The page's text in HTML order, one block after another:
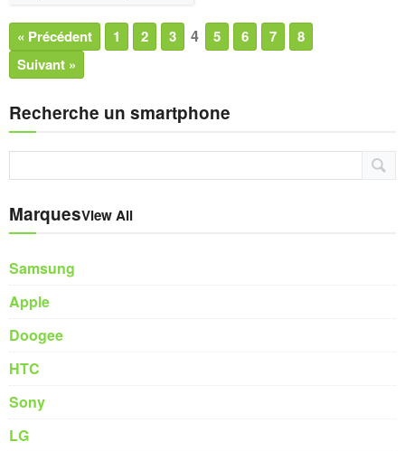
« Précédent 1 2 3 4 5 6 7
8
Suivant »
Recherche un smartphone
MarquesView All
Samsung
Apple
Doogee
HTC
Sony
LG